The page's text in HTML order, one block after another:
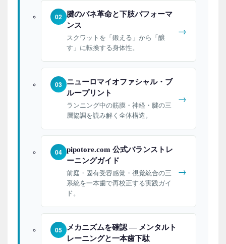
02
腱のバネ革命と下肢パフォーマ
ンス
スクワットを「鍛える」から「醸
す」に転換する身体性。
→
03
ニューロマイオファシャル・ブ
ループリント
ランニング中の筋膜・神経・腱の三
層協調を読み解く全体構造。
→
04 pipotore.com 公式バランストレ
ーニングガイド
前庭・固有受容感覚・視覚統合の三
系統を一本歯で再校正する実践ガイ
ド。
→
05
メカニズムを確認 — メンタルト
レーニングと一本歯下駄